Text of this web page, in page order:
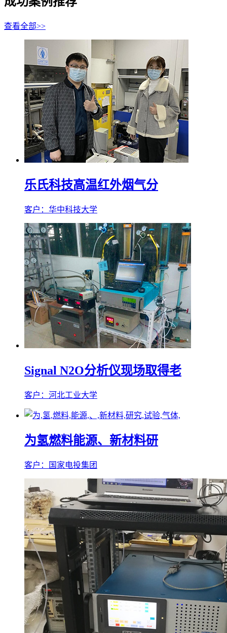
查看全部>>
乐氏科技高温红外烟气分
客户：华中科技大学
Signal N2O分析仪现场取得老
客户：河北工业大学
为氢燃料能源、新材料研
客户：国家电投集团